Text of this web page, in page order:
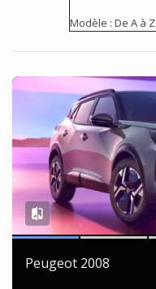
Modèle : De A à Z
Peugeot 2008